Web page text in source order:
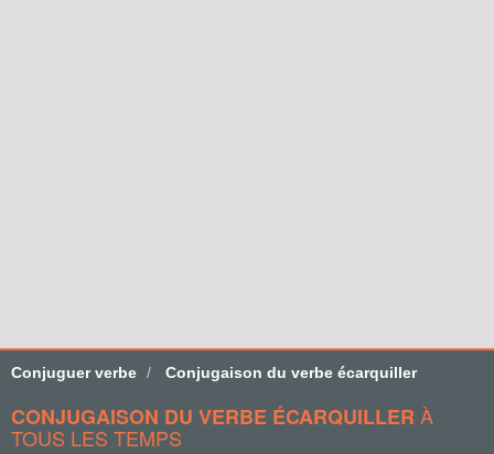
Conjuguer verbe Conjugaison du verbe écarquiller
CONJUGAISON DU VERBE ÉCARQUILLER À
TOUS LES TEMPS